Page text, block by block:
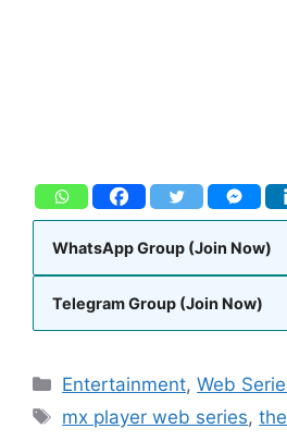
WhatsApp Group (Join Now)
Telegram Group (Join Now)
Entertainment,Web
mx player web series,